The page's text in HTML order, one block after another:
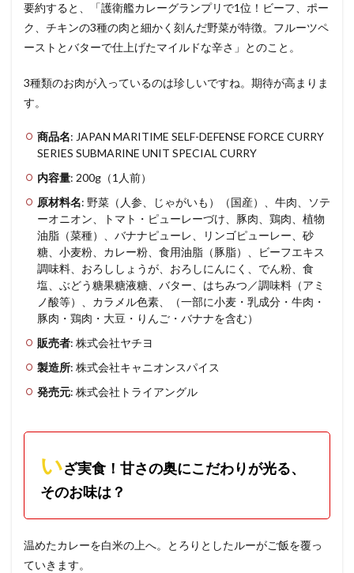
要約すると、「護衛艦カレーグランプリで1位！ビーフ、ポー
ク、チキンの3種の肉と細かく刻んだ野菜が特徴。フルーツペ
ーストとバターで仕上げたマイルドな辛さ」とのこと。
3種類のお肉が入っているのは珍しいですね。期待が高まりま
す。
商品名: JAPAN MARITIME SELF-DEFENSE FORCE CURRY
SERIES SUBMARINE UNIT SPECIAL CURRY
内容量: 200g（1人前）
原材料名: 野菜（人参、じゃがいも）（国産）、牛肉、ソテ
ーオニオン、トマト・ピューレーづけ、豚肉、鶏肉、植物
油脂（菜種）、バナナピューレ、リンゴピューレー、砂
糖、小麦粉、カレー粉、食用油脂（豚脂）、ビーフエキス
調味料、おろししょうが、おろしにんにく、でん粉、食
塩、ぶどう糖果糖液糖、バター、はちみつ／調味料（アミ
ノ酸等）、カラメル色素、（一部に小麦・乳成分・牛肉・
豚肉・鶏肉・大豆・りんご・バナナを含む）
販売者: 株式会社ヤチヨ
製造所: 株式会社キャニオンスパイス
発売元: 株式会社トライアングル
いざ実食！甘さの奥にこだわりが光る、
そのお味は？
温めたカレーを白米の上へ。とろりとしたルーがご飯を覆っ
ていきます。